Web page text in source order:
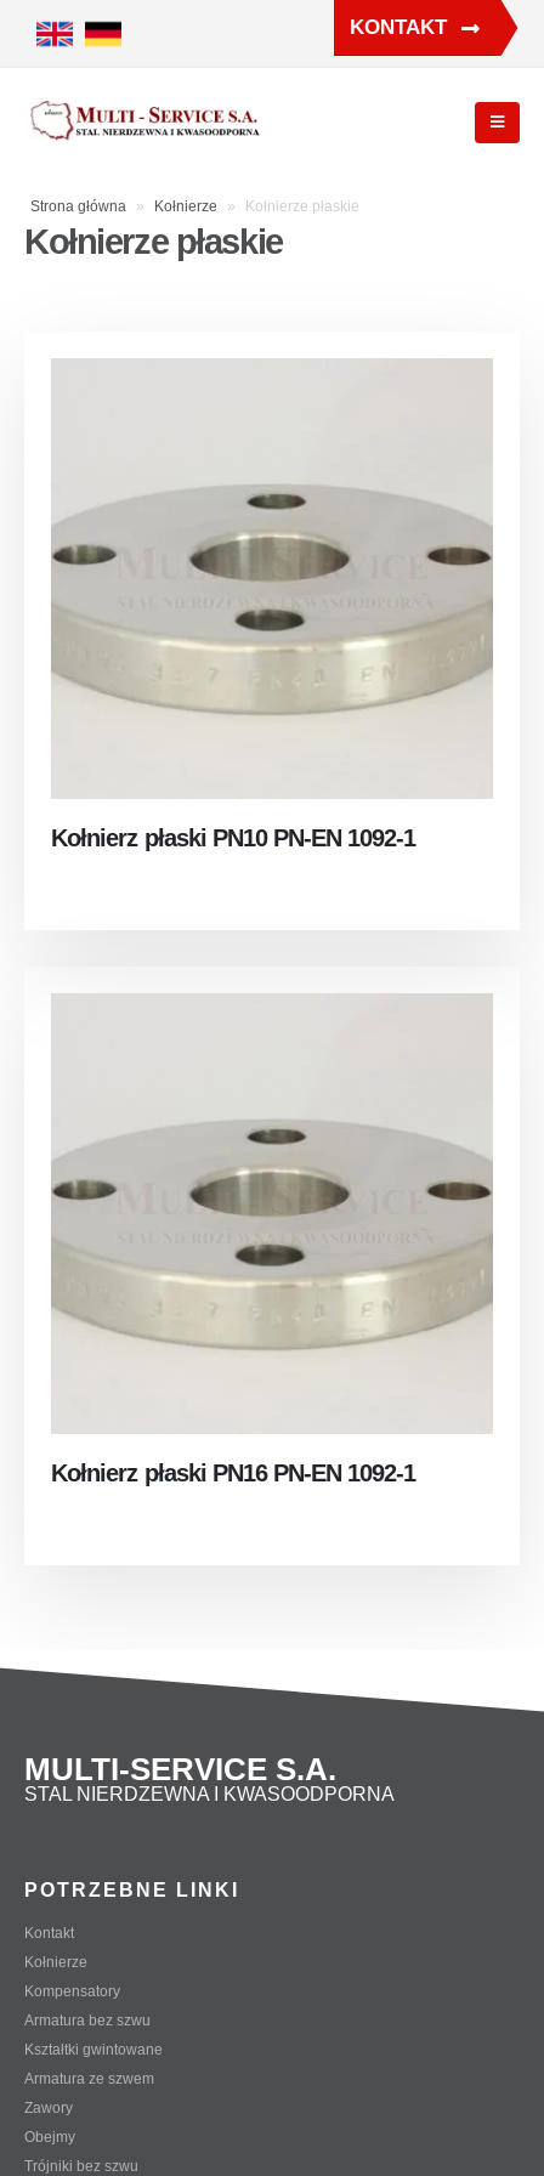
KONTAKT
Strona główna » Kołnierze » Kołnierze płaskie
Kołnierze płaskie
Kołnierz płaski PN10 PN-EN 1092-1
Kołnierz płaski PN16 PN-EN 1092-1
MULTI-SERVICE S.A.
STAL NIERDZEWNA I KWASOODPORNA
POTRZEBNE LINKI
Kontakt
Kołnierze
Kompensatory
Armatura bez szwu
Kształtki gwintowane
Armatura ze szwem
Zawory
Obejmy
Trójniki bez szwu